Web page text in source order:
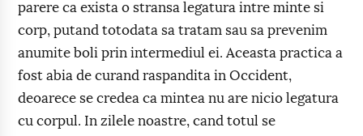
parere ca exista o stransa legatura intre minte si
corp, putand totodata sa tratam sau sa prevenim
anumite boli prin intermediul ei. Aceasta practica a
fost abia de curand raspandita in Occident,
deoarece se credea ca mintea nu are nicio legatura
cu corpul. In zilele noastre, cand totul se